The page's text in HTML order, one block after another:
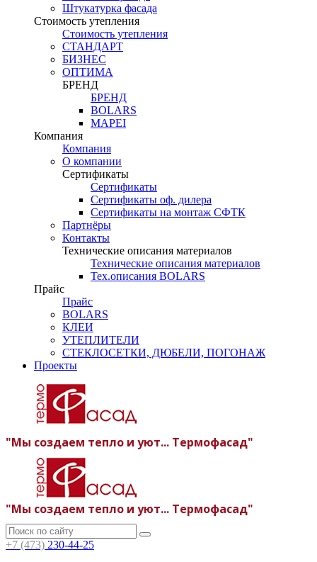
Штукатурка фасада
Стоимость утепления
Стоимость утепления
СТАНДАРТ
БИЗНЕС
ОПТИМА
БРЕНД
БРЕНД
BOLARS
MAPEI
Компания
Компания
О компании
Сертификаты
Сертификаты
Сертификаты оф. дилера
Сертификаты на монтаж СФТК
Партнёры
Контакты
Технические описания материалов
Технические описания материалов
Тех.описания BOLARS
Прайс
Прайс
BOLARS
КЛЕИ
УТЕПЛИТЕЛИ
СТЕКЛОСЕТКИ, ДЮБЕЛИ, ПОГОНАЖ
Проекты
"Мы создаем тепло и уют... Термофасад"
"Мы создаем тепло и уют... Термофасад"
+7 (473) 230-44-25